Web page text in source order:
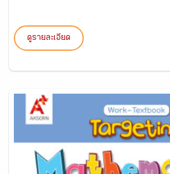
ดูรายละเอียด